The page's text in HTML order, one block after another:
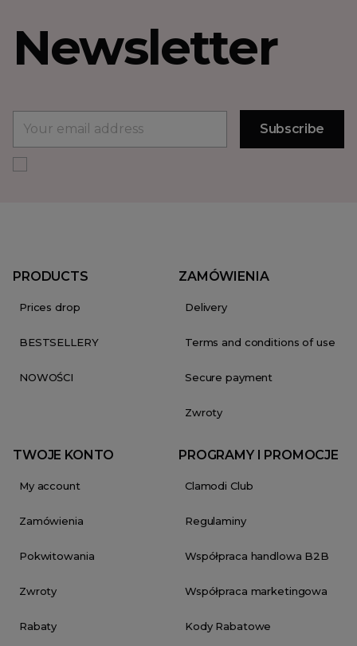
Newsletter
PRODUCTS
Prices drop
BESTSELLERY
NOWOŚCI
ZAMÓWIENIA
Delivery
Terms and conditions of use
Secure payment
Zwroty
TWOJE KONTO
My account
Zamówienia
Pokwitowania
Zwroty
Rabaty
PROGRAMY I PROMOCJE
Clamodi Club
Regulaminy
Współpraca handlowa B2B
Współpraca marketingowa
Kody Rabatowe